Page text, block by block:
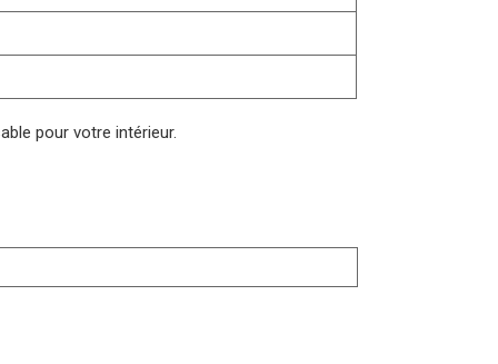
pour votre intérieur.